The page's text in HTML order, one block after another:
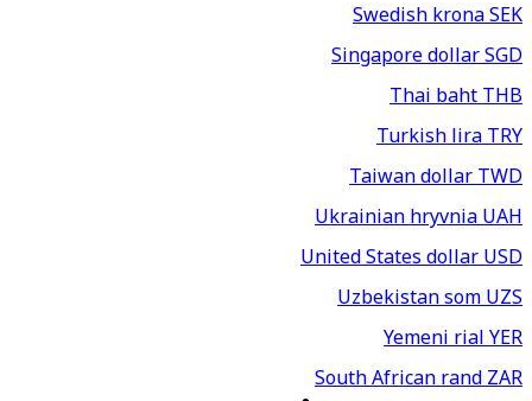
Swedish kronaSEK
Singapore dollarSGD
Thai bahtTHB
Turkish liraTRY
Taiwan dollarTWD
Ukrainian hryvniaUAH
United States dollarUSD
Uzbekistan somUZS
Yemeni rialYER
South African randZAR